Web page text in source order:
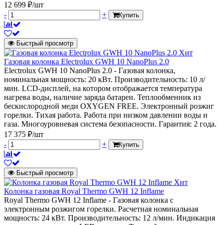
12 699 ₽/шт
-
+ Купить
Быстрый просмотр
Хит
Газовая колонка Electrolux GWH 10 NanoPlus 2.0
Electrolux GWH 10 NanoPlus 2.0 - Газовая колонка,
номинальная мощность: 20 кВт. Производительность: 10 л/
мин. LCD-дисплей, на котором отображается температура
нагрева воды, наличие заряда батареи. Теплообменник из
бескислородной меди OXYGEN FREE. Электронный розжиг
горелки. Тихая работа. Работа при низком давлении воды и
газа. Многоуровневая система безопасности. Гарантия: 2 года.
17 375 ₽/шт
-
+ Купить
Быстрый просмотр
Хит
Колонка газовая Royal Thermo GWH 12 Inflame
Royal Thermo GWH 12 Inflame - Газовая колонка с
электронным розжигом горелки. Расчетная номинальная
мощность: 24 кВт. Производительность: 12 л/мин. Индикация